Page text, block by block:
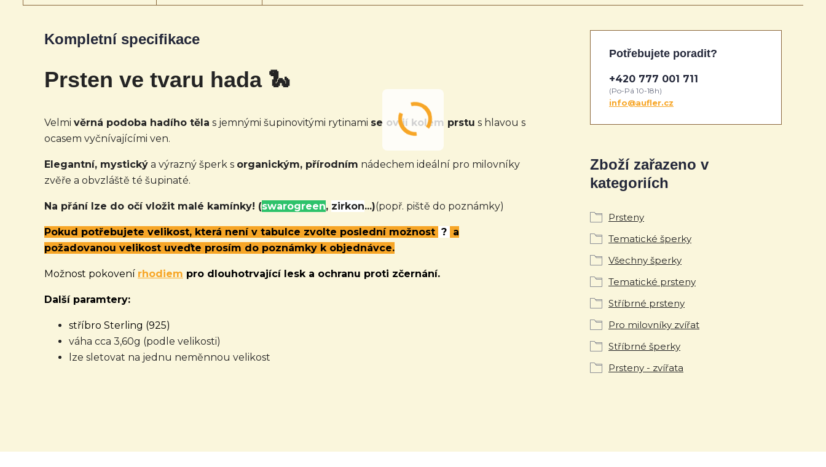
Kompletní specifikace
Prsten ve tvaru hada 🐍
Velmi věrná podoba hadího těla s jemnými šupinovitými rytinami se ovíjí kolem prstu s hlavou s
ocasem vyčnívajícími ven.
Elegantní, mystický a výrazný šperk s organickým, přírodním nádechem ideální pro milovníky
zvěře a obvzláště té šupinaté.
Na přání lze do očí vložit malé kamínky! (swarogreen, zirkon...)(popř. piště do poznámky)
Pokud potřebujete velikost, která není v tabulce zvolte poslední možnost ? a
požadovanou velikost uveďte prosím do poznámky k objednávce.
Možnost pokovení rhodiem pro dlouhotrvající lesk a ochranu proti zčernání.
Další paramtery:
stříbro Sterling (925)
váha cca 3,60g (podle velikosti)
lze sletovat na jednu neměnnou velikost
Zboží zařazeno v
kategoriích
Prsteny
Tematické šperky
Všechny šperky
Tematické prsteny
Stříbrné prsteny
Pro milovníky zvířat
Stříbrné šperky
Prsteny - zvířata
Potřebujete poradit?
+420 777 001 711
(Po-Pá 10-18h)
info@aufler.cz